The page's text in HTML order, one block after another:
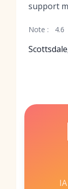
support
Note : 4.6